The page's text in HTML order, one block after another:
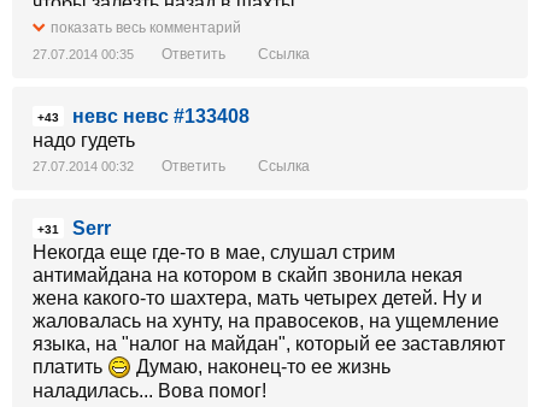
показать весь комментарий
27.07.2014 00:35 Ответить Ссылка
+43
невс невс #133408
надо гудеть
27.07.2014 00:32 Ответить Ссылка
+31
Serr
Некогда еще где-то в мае, слушал стрим
антимайдана на котором в скайп звонила некая
жена какого-то шахтера, мать четырех детей. Ну и
жаловалась на хунту, на правосеков, на ущемление
языка, на "налог на майдан", который ее заставляют
платить
Думаю, наконец-то ее жизнь
наладилась... Вова помог!